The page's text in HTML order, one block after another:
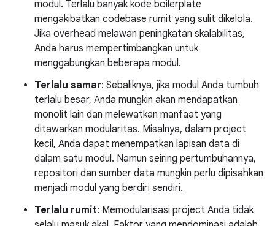
modul. Terlalu banyak kode boilerplate
mengakibatkan codebase rumit yang sulit dikelola.
Jika overhead melawan peningkatan skalabilitas,
Anda harus mempertimbangkan untuk
menggabungkan beberapa modul.
Terlalu samar: Sebaliknya, jika modul Anda tumbuh
terlalu besar, Anda mungkin akan mendapatkan
monolit lain dan melewatkan manfaat yang
ditawarkan modularitas. Misalnya, dalam project
kecil, Anda dapat menempatkan lapisan data di
dalam satu modul. Namun seiring pertumbuhannya,
repositori dan sumber data mungkin perlu dipisahkan
menjadi modul yang berdiri sendiri.
Terlalu rumit: Memodularisasi project Anda tidak